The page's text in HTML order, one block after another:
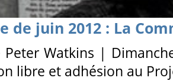
de juin 2012 : La
Peter Watkins |
libre et adhésion au